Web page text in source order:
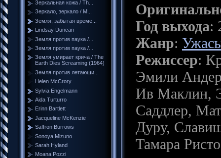
Зеркальная кожа / Th...
Зеркало, зеркало / M...
Земля, забытая време...
Lindsay Duncan
Земля против паука /...
Земля против паука /...
Земля умирает крича / The
Earth Dies Screaming (1964)
Земля против летающи...
Helen McCrory
Sylvia Engelmann
Aida Turturro
Erinn Bartlett
Jacqueline McKenzie
Saffron Burrows
Sonoya Mizuno
Sarah Hyland
Moana Pozzi
Год выхода:
Жанр:
Режиссер:
Эмили
Ив Маклин,
Саддлер,
Дуру,
Тамара